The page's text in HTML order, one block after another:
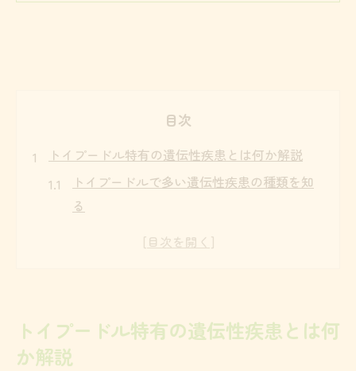
目次
トイプードル特有の遺伝性疾患とは何か解説
トイプードルで多い遺伝性疾患の種類を知
る
遺伝子検査から分かるトイプードルのリス
トイプードルの先天性疾患と遺伝要因の関
トイプードル特有の遺伝性疾患とは何
か解説